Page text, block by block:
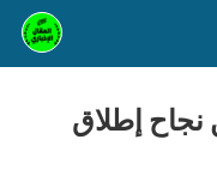
نجاح إطلاق